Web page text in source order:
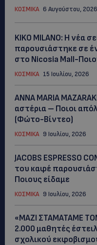
ΚΟΣΜΙΚΑ 6 Αυγούστου, 2026
KIKO MILANO: Η νέα
παρουσιάστηκε σε
στο Nicosia Mall-
ΚΟΣΜΙΚΑ 15 Ιουλίου, 2026
ANNA MARIA
αστέρια – Ποιοι
(Φώτο-Βίντεο)
ΚΟΣΜΙΚΑ 9 Ιουλίου, 2026
JACOBS ESPRESSO
του καφέ
Ποιους είδαμε
ΚΟΣΜΙΚΑ 9 Ιουλίου, 2026
«ΜΑΖΙ ΣΤΑΜΑΤΑΜΕ
2.000 μαθητές
σχολικού